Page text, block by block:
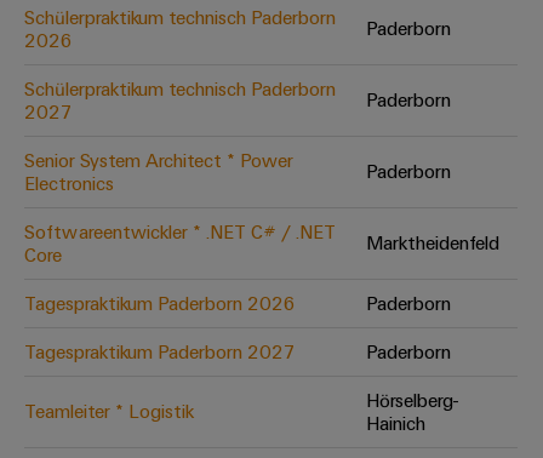
Digital
neuen Niveau
schnell
Schülerpraktikum technisch Paderborn
2026
Paderborn
Schülerpraktikum technisch Paderborn
2027
Paderborn
Senior System Architect * Power
Electronics
Paderborn
Softwareentwickler * .NET C# / .NET
Core
Marktheidenfeld
Tagespraktikum Paderborn 2026
Paderborn
Tagespraktikum Paderborn 2027
Paderborn
Teamleiter * Logistik
Hörselberg-
Hainich